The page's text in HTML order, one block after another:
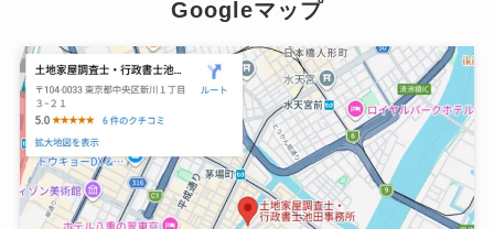
Googleマップ